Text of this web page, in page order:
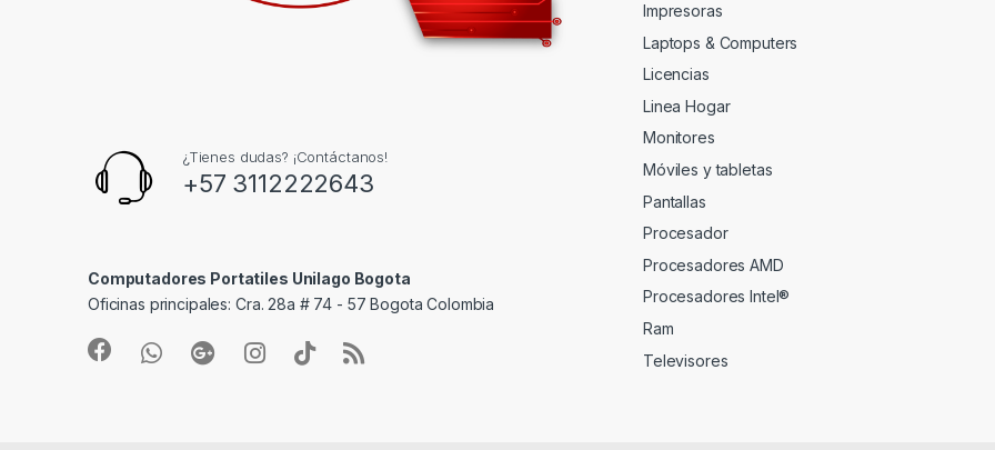
¿Tienes dudas? ¡Contáctanos!
+57 3112222643
Computadores Portatiles Unilago Bogota
Oficinas principales: Cra. 28a # 74 - 57 Bogota Colombia
Impresoras
Laptops & Computers
Licencias
Linea Hogar
Monitores
Móviles y tabletas
Pantallas
Procesador
Procesadores AMD
Procesadores Intel®
Ram
Televisores